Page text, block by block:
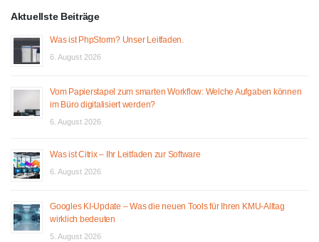
Aktuellste Beiträge
Was ist PhpStorm? Unser Leitfaden.
6. August 2026
Vom Papierstapel zum smarten Workflow: Welche Aufgaben können
im Büro digitalisiert werden?
6. August 2026
Was ist Citrix – Ihr Leitfaden zur Software
6. August 2026
Googles KI-Update – Was die neuen Tools für Ihren KMU-Alltag
wirklich bedeuten
5. August 2026